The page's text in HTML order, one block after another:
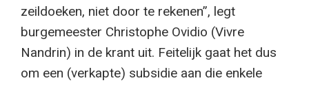
zeildoeken, niet door te rekenen”, legt
burgemeester Christophe Ovidio (Vivre
Nandrin) in de krant uit. Feitelijk gaat het dus
om een (verkapte) subsidie aan die enkele